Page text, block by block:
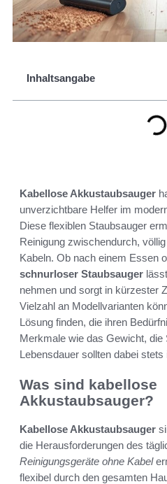
Inhaltsangabe
Kabellose Akkustaubsauger
unverzichtbare Helfer im
Diese flexiblen Staubsauger
Reinigung zwischendurch,
Kabeln. Ob nach einem Essen
schnurloser Staubsauger
nehmen und sorgt in kürzester
Vielzahl an Modellvarianten
Lösung finden, die ihren
Merkmale wie das Gewicht, die
Lebensdauer sollten dabei
Was sind kabellose
Akkustaubsauger?
Kabellose Akkustaubsauger
die Herausforderungen des
Reinigungsgeräte ohne Kabel
flexibel durch den gesamten